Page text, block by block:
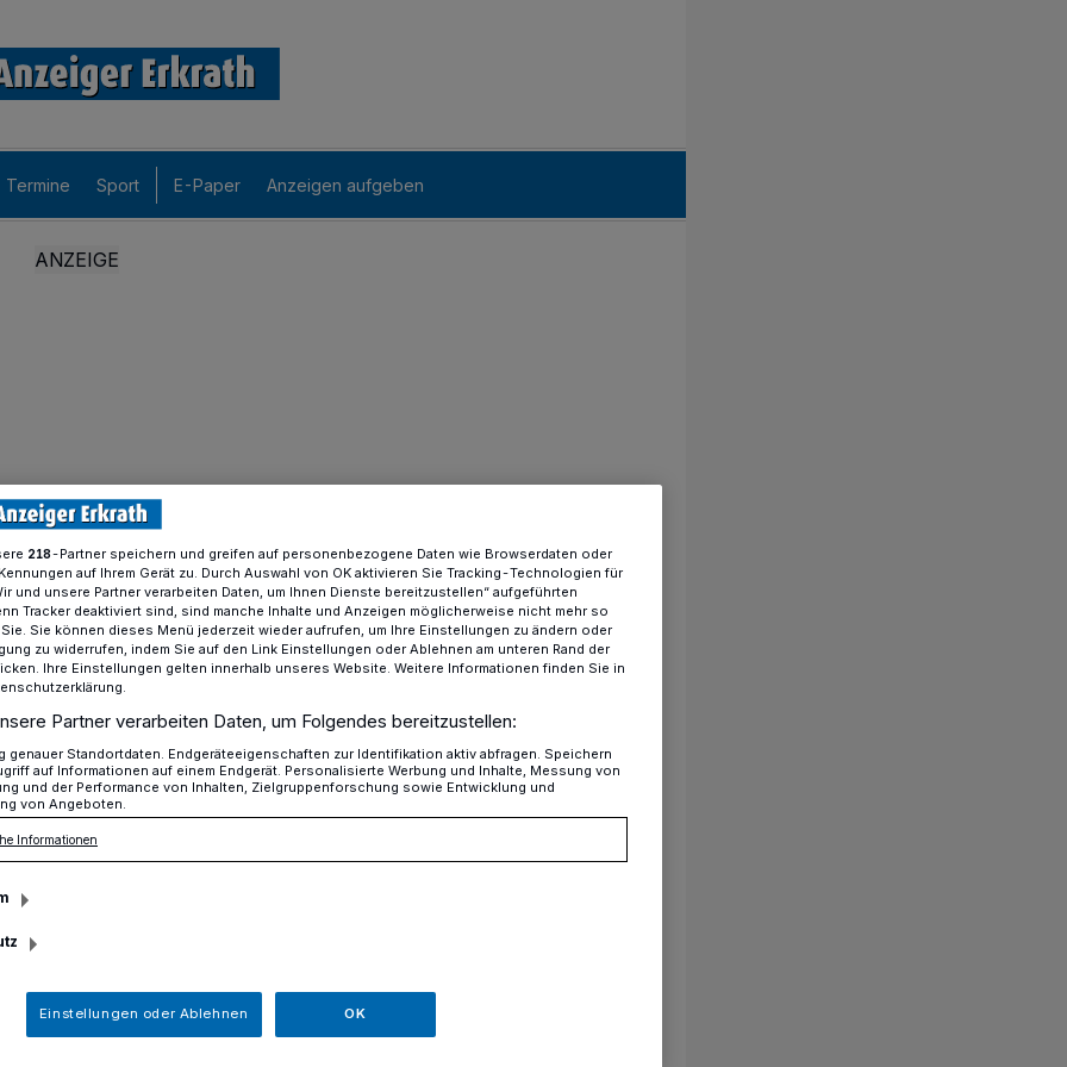
Termine Sport E-Paper Anzeigen aufgeben
Das Museum Lokschuppen feiert seinen 25sten Geburtstag​
ein
Lokschuppen
Geburtstag
Lokschuppen in Hochdahl. Das
am 28. Mai 1999, vor 25 Jahren,
am 26. Mai (11 bis 17 Uhr)
Geburtstag.
218-Partner speichern und greifen auf personenbezogene Daten wie Browserdaten oder
auf Ihrem Gerät zu. Durch Auswahl von OK aktivieren Sie Tracking-Technologien für
und unsere Partner verarbeiten Daten, um Ihnen Dienste bereitzustellen“ aufgeführten
Tracker deaktiviert sind, sind manche Inhalte und Anzeigen möglicherweise nicht mehr so
Sie können dieses Menü jederzeit wieder aufrufen, um Ihre Einstellungen zu ändern oder
zu widerrufen, indem Sie auf den Link Einstellungen oder Ablehnen am unteren Rand der
Ihre Einstellungen gelten innerhalb unseres Website. Weitere Informationen finden Sie in
Partner verarbeiten Daten, um Folgendes bereitzustellen:
genauer Standortdaten. Endgeräteeigenschaften zur Identifikation aktiv abfragen. Speichern
auf Informationen auf einem Endgerät. Personalisierte Werbung und Inhalte, Messung von
und der Performance von Inhalten, Zielgruppenforschung sowie Entwicklung und
von Angeboten.
Informationen
Einstellungen oder Ablehnen OK